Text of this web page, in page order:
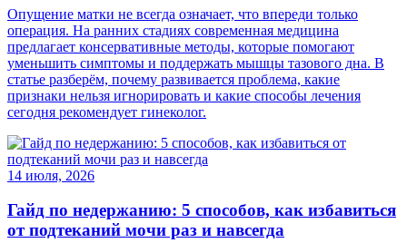
Опущение матки не всегда означает, что впереди только
операция. На ранних стадиях современная медицина
предлагает консервативные методы, которые помогают
уменьшить симптомы и поддержать мышцы тазового дна. В
статье разберём, почему развивается проблема, какие
признаки нельзя игнорировать и какие способы лечения
сегодня рекомендует гинеколог.
14 июля, 2026
Гайд по недержанию: 5 способов, как избавиться
от подтеканий мочи раз и навсегда